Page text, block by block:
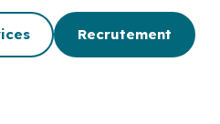
Recrutement